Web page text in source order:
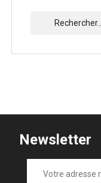
Newsletter